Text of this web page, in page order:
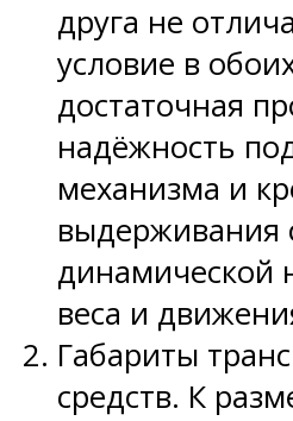
друга не
условие в
достаточная
надёжность
механизма и
выдерживания
динамической
веса и
Габариты
средств. К